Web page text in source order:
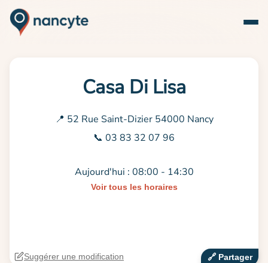
Casa Di Lisa
📍 52 Rue Saint-Dizier 54000 Nancy
📞 03 83 32 07 96
Aujourd'hui : 08:00 - 14:30
Voir tous les horaires
🔗‍️ Partager
Suggérer une modification